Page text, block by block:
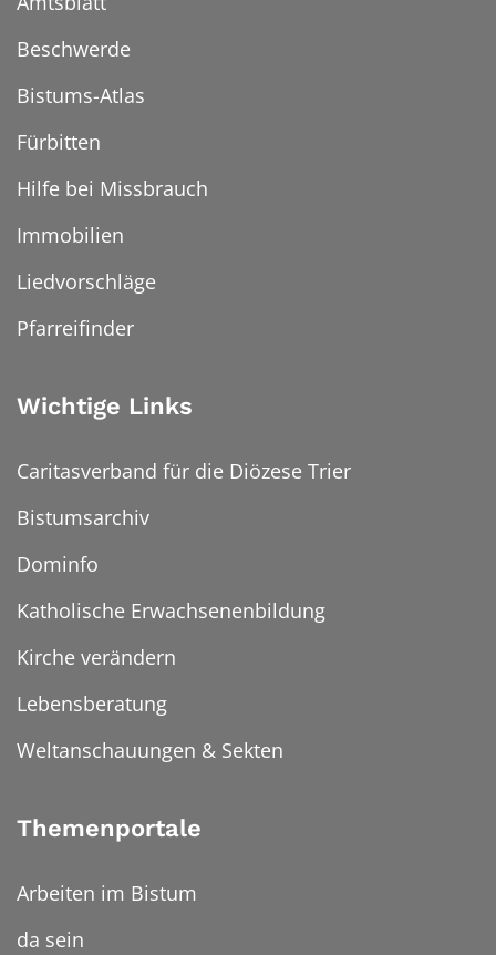
Beschwerde
Bistums-Atlas
Fürbitten
Hilfe bei Missbrauch
Immobilien
Liedvorschläge
Pfarreifinder
Wichtige Links
Caritasverband für die Diözese Trier
Bistumsarchiv
Dominfo
Katholische Erwachsenenbildung
Kirche verändern
Lebensberatung
Weltanschauungen & Sekten
Themenportale
Arbeiten im Bistum
da sein